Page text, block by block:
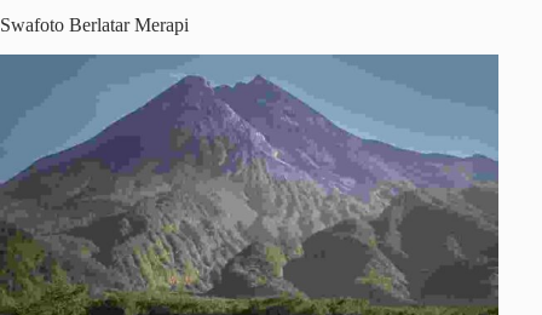
Swafoto Berlatar Merapi